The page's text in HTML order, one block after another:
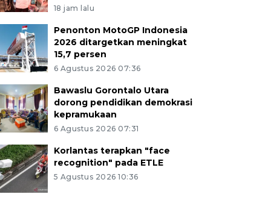
18 jam lalu
Penonton MotoGP Indonesia
2026 ditargetkan meningkat
15,7 persen
6 Agustus 2026 07:36
Bawaslu Gorontalo Utara
dorong pendidikan demokrasi
kepramukaan
6 Agustus 2026 07:31
Korlantas terapkan "face
recognition" pada ETLE
5 Agustus 2026 10:36